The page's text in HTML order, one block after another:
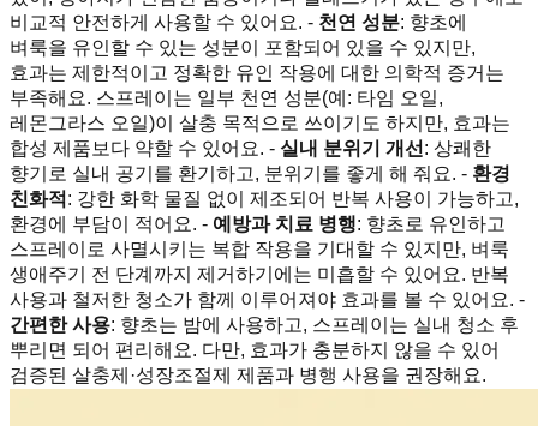
비교적 안전하게 사용할 수 있어요. - 천연 성분: 향초에
벼룩을 유인할 수 있는 성분이 포함되어 있을 수 있지만,
효과는 제한적이고 정확한 유인 작용에 대한 의학적 증거는
부족해요. 스프레이는 일부 천연 성분(예: 타임 오일,
레몬그라스 오일)이 살충 목적으로 쓰이기도 하지만, 효과는
합성 제품보다 약할 수 있어요. - 실내 분위기 개선 : 상쾌한
향기로 실내 공기를 환기하고, 분위기를 좋게 해 줘요. - 환경
친화적 : 강한 화학 물질 없이 제조되어 반복 사용이 가능하고,
환경에 부담이 적어요. - 예방과 치료 병행: 향초로 유인하고
스프레이로 사멸시키는 복합 작용을 기대할 수 있지만, 벼룩
생애주기 전 단계까지 제거하기에는 미흡할 수 있어요. 반복
사용과 철저한 청소가 함께 이루어져야 효과를 볼 수 있어요. -
간편한 사용: 향초는 밤에 사용하고, 스프레이는 실내 청소 후
뿌리면 되어 편리해요. 다만, 효과가 충분하지 않을 수 있어
검증된 살충제·성장조절제 제품과 병행 사용을 권장해요.